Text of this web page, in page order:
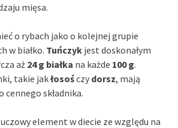
mięsa.
o rybach jako o kolejnej grupie
w białko. Tuńczyk jest doskonałym
aż 24 g białka na każde 100 g.
takie jakłosośczy dorsz, mają
cennego składnika.
element w diecie ze względu na